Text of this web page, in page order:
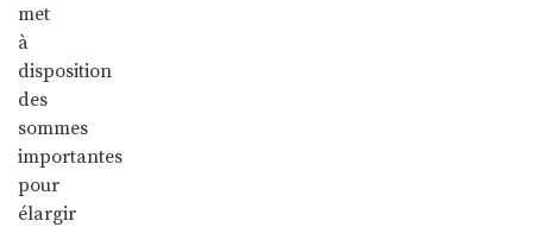
met
à
disposition
des
sommes
importantes
pour
élargir